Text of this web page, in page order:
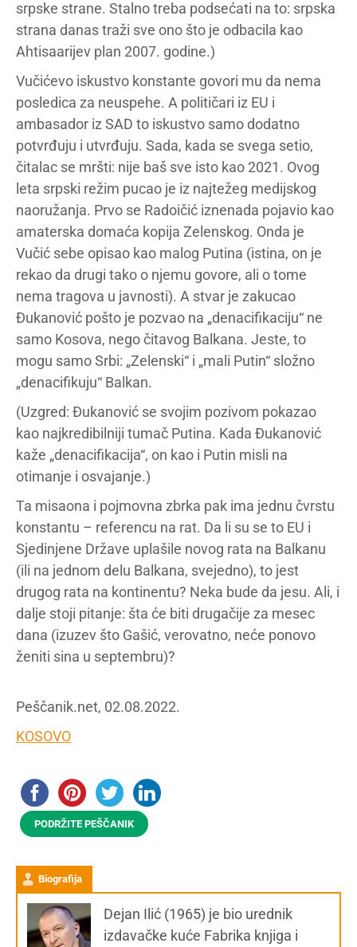
srpske strane. Stalno treba podsećati na to: srpska
strana danas traži sve ono što je odbacila kao
Ahtisaarijev plan 2007. godine.)
Vučićevo iskustvo konstante govori mu da nema
posledica za neuspehe. A političari iz EU i
ambasador iz SAD to iskustvo samo dodatno
potvrđuju i utvrđuju. Sada, kada se svega setio,
čitalac se mršti: nije baš sve isto kao 2021. Ovog
leta srpski režim pucao je iz najtežeg medijskog
naoružanja. Prvo se Radoičić iznenada pojavio kao
amaterska domaća kopija Zelenskog. Onda je
Vučić sebe opisao kao malog Putina (istina, on je
rekao da drugi tako o njemu govore, ali o tome
nema tragova u javnosti). A stvar je zakucao
Đukanović pošto je pozvao na „denacifikaciju“ ne
samo Kosova, nego čitavog Balkana. Jeste, to
mogu samo Srbi: „Zelenski“ i „mali Putin“ složno
„denacifikuju“ Balkan.
(Uzgred: Đukanović se svojim pozivom pokazao
kao najkredibilniji tumač Putina. Kada Đukanović
kaže „denacifikacija“, on kao i Putin misli na
otimanje i osvajanje.)
Ta misaona i pojmovna zbrka pak ima jednu čvrstu
konstantu – referencu na rat. Da li su se to EU i
Sjedinjene Države uplašile novog rata na Balkanu
(ili na jednom delu Balkana, svejedno), to jest
drugog rata na kontinentu? Neka bude da jesu. Ali, i
dalje stoji pitanje: šta će biti drugačije za mesec
dana (izuzev što Gašić, verovatno, neće ponovo
ženiti sina u septembru)?
Peščanik.net, 02.08.2022.
KOSOVO
PODRŽITE PEŠČANIK
Biografija
Dejan Ilić (1965) je bio urednik
izdavačke kuće Fabrika knjiga i